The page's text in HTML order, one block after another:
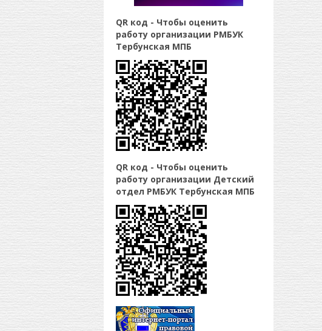
QR код - Чтобы оценить
работу организации РМБУК
Тербунская МПБ
QR код - Чтобы оценить
работу организации Детский
отдел РМБУК Тербунская МПБ